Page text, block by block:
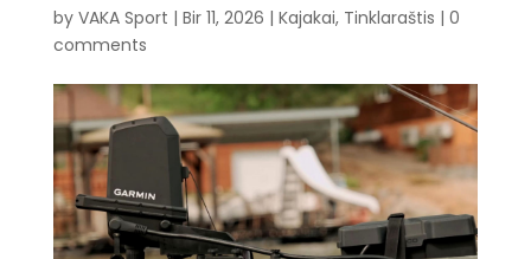
by VAKA Sport | Bir 11, 2026 | Kajakai, Tinklaraštis | 0
comments